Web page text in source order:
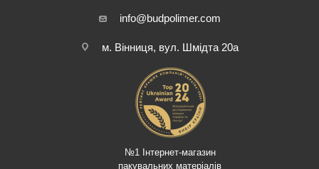
info@budpolimer.com
м. Вінниця, вул. Шмідта 20а
№1 Інтернет-магазин
пакувальних матеріалів